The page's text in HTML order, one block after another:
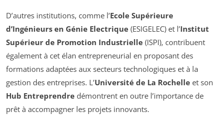
D’autres institutions, comme l’Ecole Supérieure
d’Ingénieurs en Génie Electrique (ESIGELEC) et l’Institut
Supérieur de Promotion Industrielle (ISPI), contribuent
également à cet élan entrepreneurial en proposant des
formations adaptées aux secteurs technologiques et à la
gestion des entreprises. L’Université de La Rochelle et son
Hub Entreprendre démontrent en outre l’importance de
prêt à accompagner les projets innovants.